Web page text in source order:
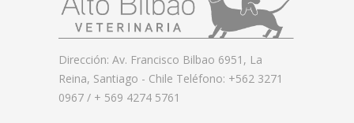
Dirección: Av. Francisco Bilbao 6951, La
Reina, Santiago - Chile Teléfono: +562 3271
0967 / + 569 4274 5761